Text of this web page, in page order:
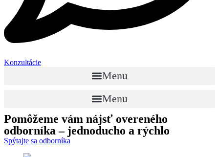
Konzultácie
Menu
Menu
Pomôžeme vám nájsť overeného
odborníka– jednoducho a rýchlo
Spýtajte sa odborníka